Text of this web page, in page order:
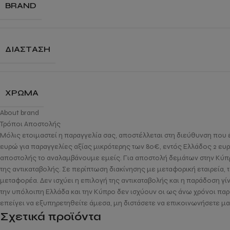
BRAND
ΔΙΆΣΤΑΣΗ
ΧΡΏΜΑ
About brand
Τρόποι Αποστολής
Μόλις ετοιμαστεί η παραγγελία σας, αποστέλλεται στη διεύθυνση
ευρώ για παραγγελίες αξίας μικρότερης των 80€, εντός Ελλάδος 2
αποστολής το αναλαμβάνουμε εμείς. Για αποστολή δεμάτων στην
της αντικαταβολής. Σε περίπτωση διακίνησης με μεταφορική
μεταφορέα. Δεν ισχύει η επιλογή της αντικαταβολής και η παράδοση
την υπόλοιπη Ελλάδα και την Κύπρο δεν ισχύουν οι ως άνω χρόνοι
επείγει να εξυπηρετηθείτε άμεσα, μη διστάσετε να επικοινωνήσετε
Σχετικά προϊόντα